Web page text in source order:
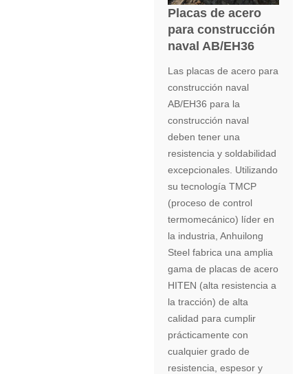
Placas de acero
para construcción
naval AB/EH36
Las placas de acero para
construcción naval
AB/EH36 para la
construcción naval
deben tener una
resistencia y soldabilidad
excepcionales. Utilizando
su tecnología TMCP
(proceso de control
termomecánico) líder en
la industria, Anhuilong
Steel fabrica una amplia
gama de placas de acero
HITEN (alta resistencia a
la tracción) de alta
calidad para cumplir
prácticamente con
cualquier grado de
resistencia, espesor y